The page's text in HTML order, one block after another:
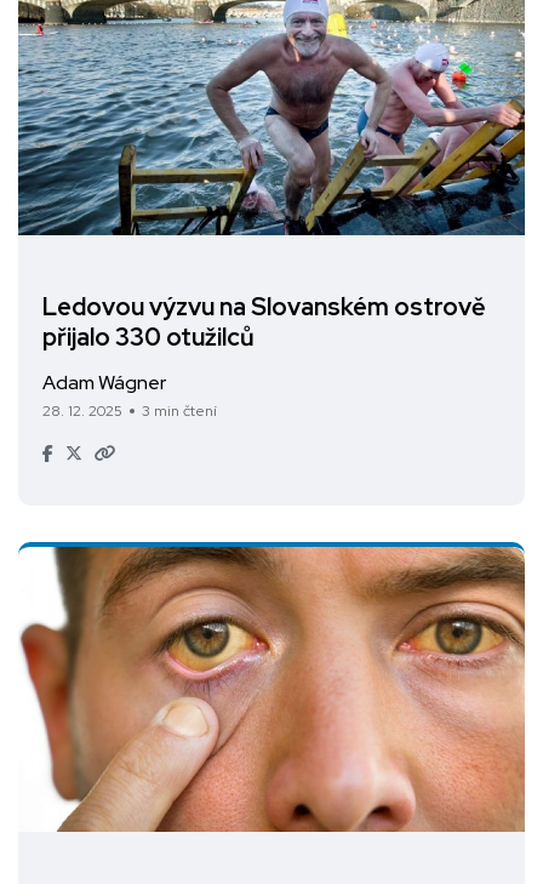
Ledovou výzvu na Slovanském ostrově
přijalo 330 otužilců
Adam Wágner
28. 12. 2025 3 min čtení